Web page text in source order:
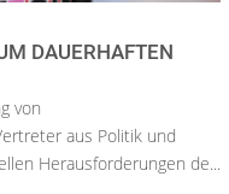
DAUERHAFTEN
von
aus Politik und
Herausforderungen de...